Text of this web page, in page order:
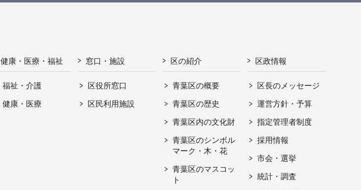
健康・医療・福祉
福祉・介護
健康・医療
窓口・施設
区役所窓口
区民利用施設
区の紹介
青葉区の概要
青葉区の歴史
青葉区内の文化財
青葉区のシンボル
マーク・木・花
青葉区のマスコッ
ト
区政情報
区長のメッセージ
運営方針・予算
指定管理者制度
採用情報
市会・選挙
統計・調査